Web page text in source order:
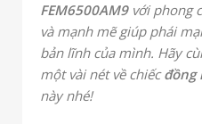
FEM6500AM9với phong
và mạnh mẽ giúp phái
bản lĩnh của mình. Hãy
một vài nét về chiếcđồng
này nhé!